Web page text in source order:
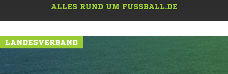
ALLES RUND UM FUSSBALL.DE
LANDESVERBAND